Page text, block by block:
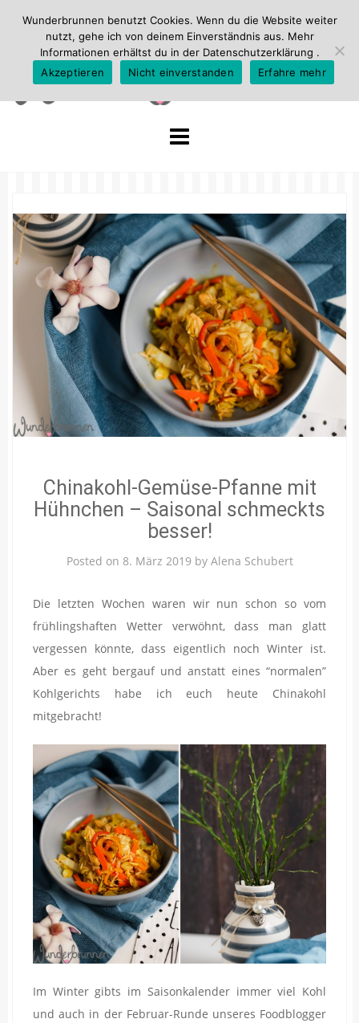
Chinakohl-Gemüse-Pfanne mit
Hühnchen – Saisonal schmeckts
besser!
Posted on 8. März 2019by Alena Schubert
Die letzten Wochen waren wir nun schon so vom
frühlingshaften Wetter verwöhnt, dass man glatt
vergessen könnte, dass eigentlich noch Winter ist.
Aber es geht bergauf und anstatt eines “normalen”
Kohlgerichts habe ich euch heute Chinakohl
mitgebracht!
Im Winter gibts im Saisonkalender immer viel Kohl
und auch in der Februar-Runde unseres Foodblogger
Wunderbrunnen benutzt Cookies. Wenn du die Website weiter
nutzt, gehe ich von deinem Einverständnis aus. Mehr
Informationen erhältst du in der Datenschutzerklärung .
Akzeptieren
Nicht einverstanden Erfahre mehr